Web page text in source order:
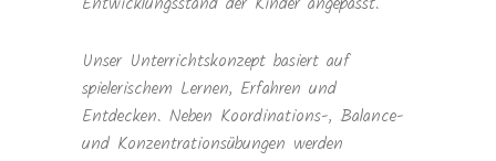
Unser Unterrichtskonzept basiert auf
spielerischem Lernen, Erfahren und
Entdecken. Neben Koordinations-, Balance-
und Konzentrationsübungen werden